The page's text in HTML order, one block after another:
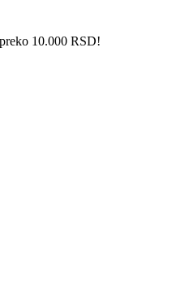
10.000 RSD!